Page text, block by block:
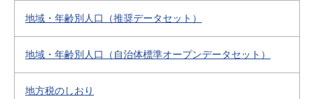
地域・年齢別人口（推奨データセット）
地域・年齢別人口（自治体標準オープンデータセット）
地方税のしおり